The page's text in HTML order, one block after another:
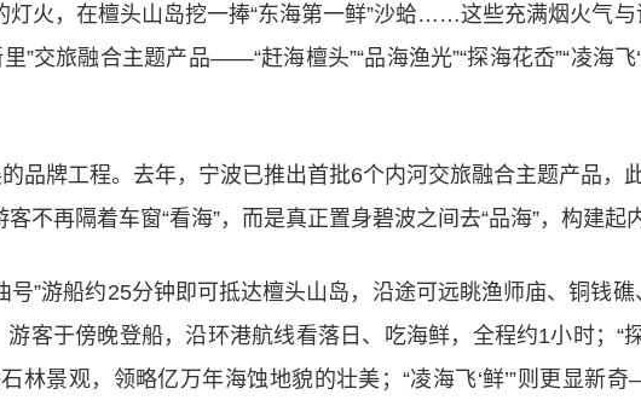
火，在檀头山岛挖一捧“东海第一鲜”沙蛤……这些充满烟火气
”交旅融合主题产品——“赶海檀头”“品海渔光”“探海花岙”“凌海飞
品牌工程。去年，宁波已推出首批6个内河交旅融合主题产品，
不再隔着车窗“看海”，而是真正置身碧波之间去“品海”，构建起
号”游船约25分钟即可抵达檀头山岛，沿途可远眺渔师庙、铜钱
客于傍晚登船，沿环港航线看落日、吃海鲜，全程约1小时；“
林景观，领略亿万年海蚀地貌的壮美；“凌海飞‘鲜’”则更显新